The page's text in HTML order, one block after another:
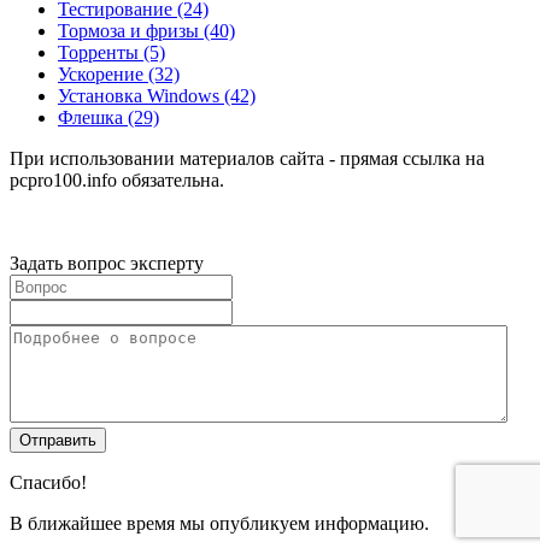
Тестирование (24)
Тормоза и фризы (40)
Торренты (5)
Ускорение (32)
Установка Windows (42)
Флешка (29)
При использовании материалов сайта - прямая ссылка на
pcpro100.info обязательна.
Задать вопрос эксперту
Спасибо!
В ближайшее время мы опубликуем информацию.